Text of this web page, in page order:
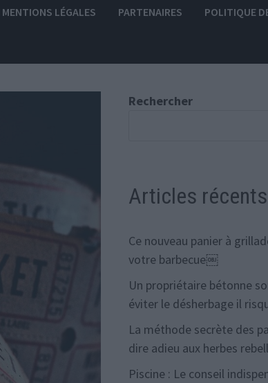
MENTIONS LÉGALES PARTENAIRES POLITIQUE
Rechercher
Articles récents
Ce nouveau panier à
votre barbecue￼
Un propriétaire bétonne
éviter le désherbage il
La méthode secrète des
dire adieu aux herbes
Piscine : Le conseil